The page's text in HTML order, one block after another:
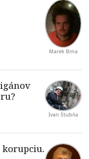
Marek Brna
Ivan Štubňa